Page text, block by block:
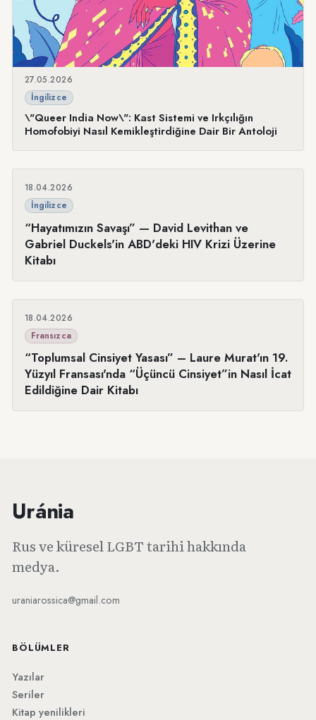
27.05.2026
İngilizce
\"Queer India Now\": Kast Sistemi ve Irkçılığın
Homofobiyi Nasıl Kemikleştirdiğine Dair Bir Antoloji
18.04.2026
İngilizce
“Hayatımızın Savaşı” — David Levithan ve
Gabriel Duckels'in ABD'deki HIV Krizi Üzerine
Kitabı
18.04.2026
Fransızca
“Toplumsal Cinsiyet Yasası” – Laure Murat'ın 19.
Yüzyıl Fransası'nda “Üçüncü Cinsiyet”in Nasıl İcat
Edildiğine Dair Kitabı
Uránia
Rus ve küresel LGBT tarihi hakkında
medya.
uraniarossica@gmail.com
BÖLÜMLER
Yazılar
Seriler
Kitap yenilikleri